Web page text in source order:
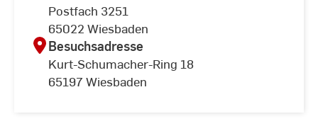
Postfach 3251
65022 Wiesbaden
Besuchsadresse
Kurt-Schumacher-Ring 18
65197 Wiesbaden